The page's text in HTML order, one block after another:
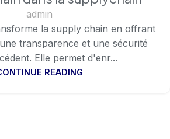
CHAIN
admin
la supply chain en offrant
transparence et une sécurité
Elle permet d'enr...
READING